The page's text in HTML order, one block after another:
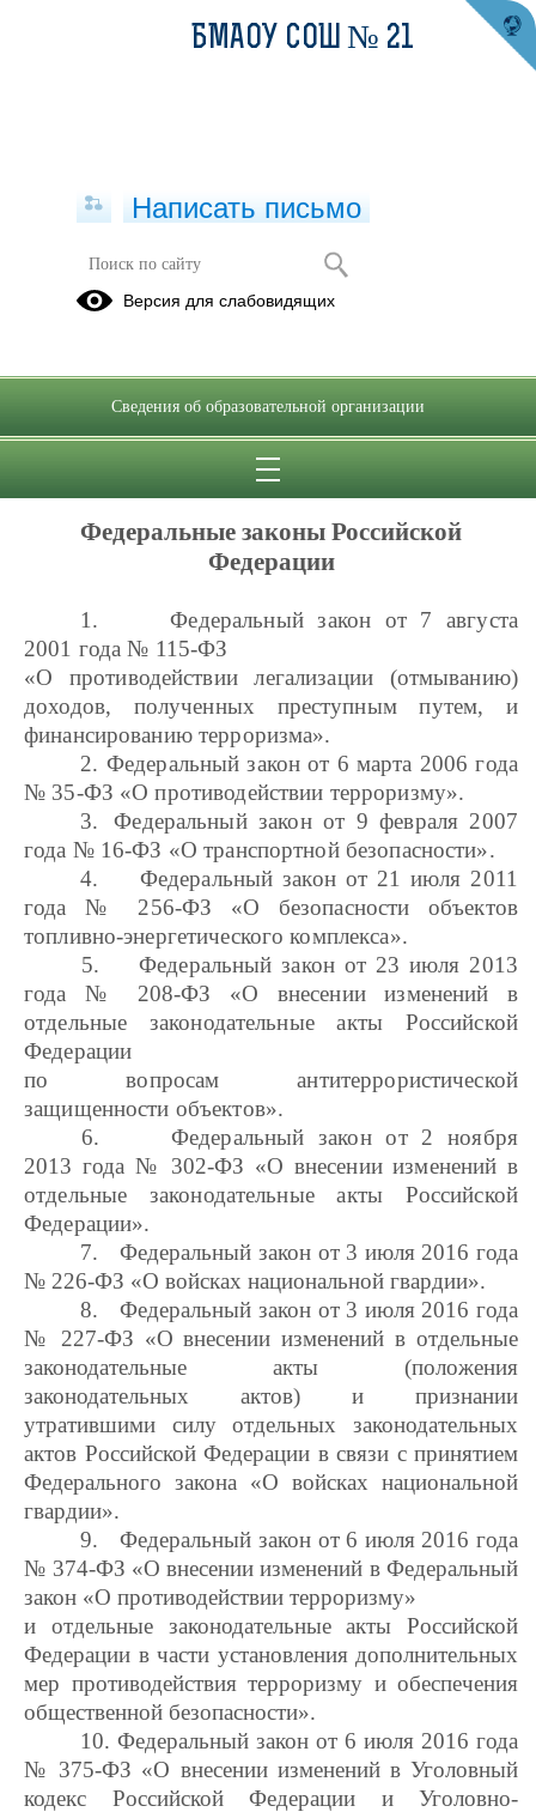
Законодательство
Федеральные законы Российской
Федерации
1.
Федеральный закон от 7 августа
2001 года № 115-ФЗ
«О противодействии легализации (отмыванию)
доходов, полученных преступным путем, и
финансированию терроризма».
2. Федеральный закон от 6 марта 2006 года
№ 35-ФЗ «О противодействии терроризму».
3.
Федеральный закон от 9 февраля 2007
года № 16-ФЗ «О транспортной безопасности».
4.
Федеральный закон от 21 июля 2011
года № 256-ФЗ «О безопасности объектов
топливно-энергетического комплекса».
5.
Федеральный закон от 23 июля 2013
года № 208-ФЗ «О внесении изменений в
отдельные законодательные акты Российской
Федерации
по вопросам антитеррористической
защищенности объектов».
6.
Федеральный закон от 2 ноября
2013 года № 302-ФЗ «О внесении изменений в
отдельные законодательные акты Российской
Федерации».
7.
Федеральный закон от 3 июля 2016 года
№ 226-ФЗ «О войсках национальной гвардии».
8.
Федеральный закон от 3 июля 2016 года
№ 227-ФЗ «О внесении изменений в отдельные
законодательные акты (положения
законодательных актов) и признании
утратившими силу отдельных законодательных
актов Российской Федерации в связи с принятием
Федерального закона «О войсках национальной
гвардии».
9.
Федеральный закон от6 июля 2016 года
№ 374-ФЗ «О внесении изменений в Федеральный
закон «О противодействии терроризму»
и отдельные законодательные акты Российской
Федерации в части установления дополнительных
мер противодействия терроризму и обеспечения
общественной безопасности».
10. Федеральный закон от6 июля 2016 года
№ 375-ФЗ «О внесении изменений вУголовный
кодекс Российской Федерации и Уголовно-
БМАОУ СОШ № 21
Написать письмо
Версия для слабовидящих
Сведения об образовательной организации